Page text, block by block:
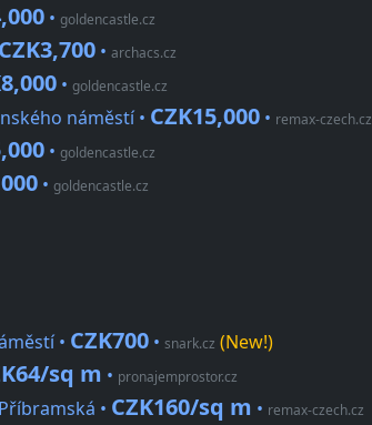
• goldencastle.cz
CZK3,700 • archacs.cz
• goldencastle.cz
náměstí • CZK15,000 • remax-czech.cz
• goldencastle.cz
• goldencastle.cz
• CZK700 • snark.cz (New!)
sq m • pronajemprostor.cz
• CZK160/sq m • remax-czech.cz